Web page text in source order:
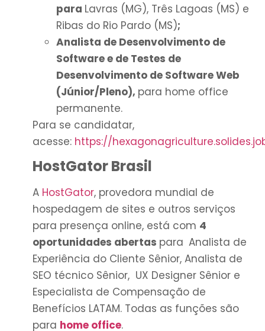
para Lavras (MG), Três Lagoas (MS) e
Ribas do Rio Pardo (MS);
Analista de Desenvolvimento de
Software e de Testes de
Desenvolvimento de Software Web
(Júnior/Pleno), para home office
permanente.
Para se candidatar,
acesse: https://
HostGator Brasil
A HostGator, provedora mundial de
hospedagem de sites e outros serviços
para presença online, está com 4
oportunidades abertas para Analista de
Experiência do Cliente Sênior, Analista de
SEO técnico Sênior, UX Designer Sênior e
Especialista de Compensação de
Benefícios LATAM. Todas as funções são
para home office.